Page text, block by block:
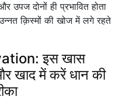
उपज दोनों ही प्रभावित होता
क़िस्मों की खोज में लगे रहते
इस खास
खाद में करें धान की